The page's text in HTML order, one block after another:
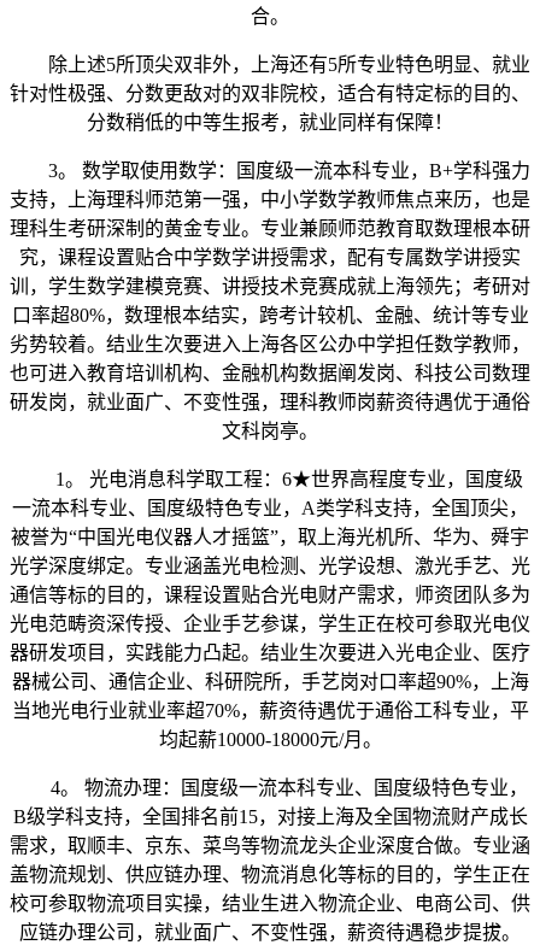
合。
除上述5所顶尖双非外，上海还有5所专业特色明显、就业
针对性极强、分数更敌对的双非院校，适合有特定标的目的、
分数稍低的中等生报考，就业同样有保障！
3。 数学取使用数学：国度级一流本科专业，B+学科强力
支持，上海理科师范第一强，中小学数学教师焦点来历，也是
理科生考研深制的黄金专业。专业兼顾师范教育取数理根本研
究，课程设置贴合中学数学讲授需求，配有专属数学讲授实
训，学生数学建模竞赛、讲授技术竞赛成就上海领先；考研对
口率超80%，数理根本结实，跨考计较机、金融、统计等专业
劣势较着。结业生次要进入上海各区公办中学担任数学教师，
也可进入教育培训机构、金融机构数据阐发岗、科技公司数理
研发岗，就业面广、不变性强，理科教师岗薪资待遇优于通俗
文科岗亭。
1。 光电消息科学取工程：6★世界高程度专业，国度级
一流本科专业、国度级特色专业，A类学科支持，全国顶尖，
被誉为“中国光电仪器人才摇篮”，取上海光机所、华为、舜宇
光学深度绑定。专业涵盖光电检测、光学设想、激光手艺、光
通信等标的目的，课程设置贴合光电财产需求，师资团队多为
光电范畴资深传授、企业手艺参谋，学生正在校可参取光电仪
器研发项目，实践能力凸起。结业生次要进入光电企业、医疗
器械公司、通信企业、科研院所，手艺岗对口率超90%，上海
当地光电行业就业率超70%，薪资待遇优于通俗工科专业，平
均起薪10000-18000元/月。
4。 物流办理：国度级一流本科专业、国度级特色专业，
B级学科支持，全国排名前15，对接上海及全国物流财产成长
需求，取顺丰、京东、菜鸟等物流龙头企业深度合做。专业涵
盖物流规划、供应链办理、物流消息化等标的目的，学生正在
校可参取物流项目实操，结业生进入物流企业、电商公司、供
应链办理公司，就业面广、不变性强，薪资待遇稳步提拔。